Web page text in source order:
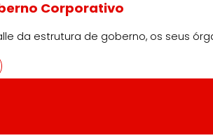
Corporativo
da estrutura de goberno, os seus